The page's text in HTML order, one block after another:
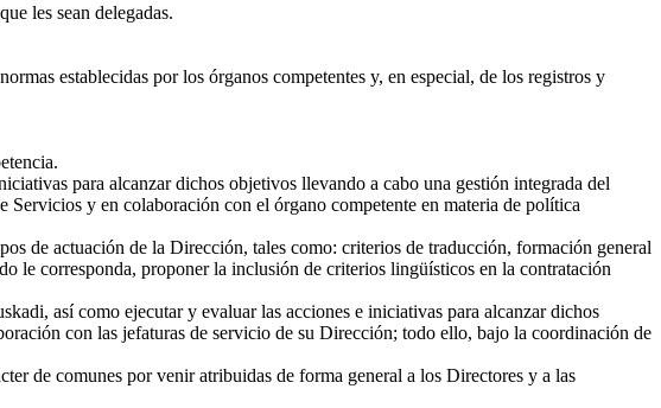
les sean delegadas.
establecidas por los órganos competentes y, en especial, de los registros y
para alcanzar dichos objetivos llevando a cabo una gestión integrada del
y en colaboración con el órgano competente en materia de política
de actuación de la Dirección, tales como: criterios de traducción, formación general
le corresponda, proponer la inclusión de criterios lingüísticos en la contratación
así como ejecutar y evaluar las acciones e iniciativas para alcanzar dichos
con las jefaturas de servicio de su Dirección; todo ello, bajo la coordinación de
de comunes por venir atribuidas de forma general a los Directores y a las